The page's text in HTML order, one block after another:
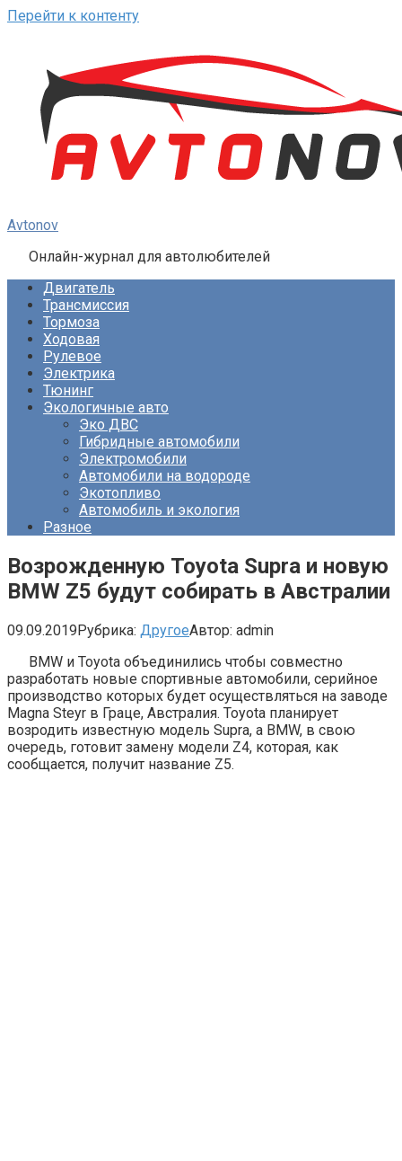
Перейти к контенту
Avtonov
Онлайн-журнал для автолюбителей
Двигатель
Трансмиссия
Тормоза
Ходовая
Рулевое
Электрика
Тюнинг
Экологичные авто
Эко ДВС
Гибридные автомобили
Электромобили
Автомобили на водороде
Экотопливо
Автомобиль и экология
Разное
Возрожденную Toyota Supra и новую
BMW Z5 будут собирать в Австралии
09.09.2019Рубрика: ДругоеАвтор: admin
BMW и Toyota объединились чтобы совместно
разработать новые спортивные автомобили, серийное
производство которых будет осуществляться на заводе
Magna Steyr в Граце, Австралия. Toyota планирует
возродить известную модель Supra, а BMW, в свою
очередь, готовит замену модели Z4, которая, как
сообщается, получит название Z5.